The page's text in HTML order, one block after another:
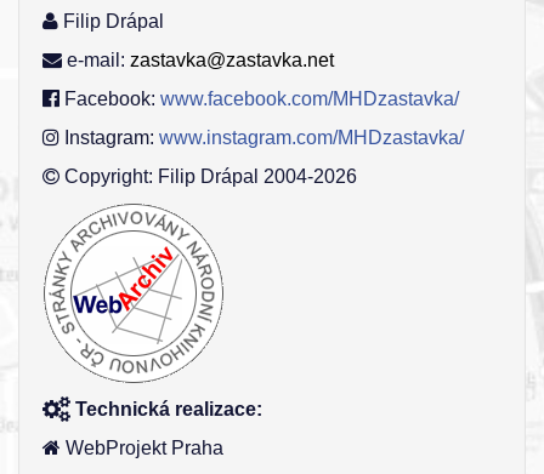
Filip Drápal
e-mail: zastavka@zastavka.net
Facebook: www.facebook.com/MHDzastavka/
Instagram: www.instagram.com/MHDzastavka/
Copyright: Filip Drápal 2004-2026
Technická realizace:
WebProjekt Praha